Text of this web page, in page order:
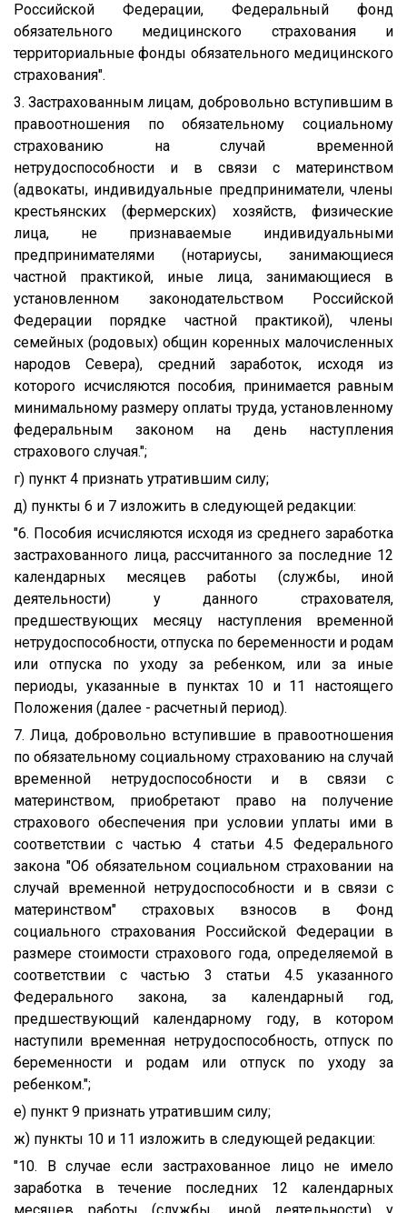
Российской Федерации, Федеральный фонд
обязательного медицинского страхования и
территориальные фонды обязательного медицинского
страхования".
3. Застрахованным лицам, добровольно вступившим в
правоотношения по обязательному социальному
страхованию на случай временной
нетрудоспособности и в связи с материнством
(адвокаты, индивидуальные предприниматели, члены
крестьянских (фермерских) хозяйств, физические
лица, не признаваемые индивидуальными
предпринимателями (нотариусы, занимающиеся
частной практикой, иные лица, занимающиеся в
установленном законодательством Российской
Федерации порядке частной практикой), члены
семейных (родовых) общин коренных малочисленных
народов Севера), средний заработок, исходя из
которого исчисляются пособия, принимается равным
минимальному размеру оплаты труда, установленному
федеральным законом на день наступления
страхового случая.";
г) пункт 4 признать утратившим силу;
д) пункты 6 и 7 изложить в следующей редакции:
"6. Пособия исчисляются исходя из среднего заработка
застрахованного лица, рассчитанного за последние 12
календарных месяцев работы (службы, иной
деятельности) у данного страхователя,
предшествующих месяцу наступления временной
нетрудоспособности, отпуска по беременности и родам
или отпуска по уходу за ребенком, или за иные
периоды, указанные в пунктах 10 и 11 настоящего
Положения (далее - расчетный период).
7. Лица, добровольно вступившие в правоотношения
по обязательному социальному страхованию на случай
временной нетрудоспособности и в связи с
материнством, приобретают право на получение
страхового обеспечения при условии уплаты ими в
соответствии с частью 4 статьи 4.5 Федерального
закона "Об обязательном социальном страховании на
случай временной нетрудоспособности и в связи с
материнством" страховых взносов в Фонд
социального страхования Российской Федерации в
размере стоимости страхового года, определяемой в
соответствии с частью 3 статьи 4.5 указанного
Федерального закона, за календарный год,
предшествующий календарному году, в котором
наступили временная нетрудоспособность, отпуск по
беременности и родам или отпуск по уходу за
ребенком.";
е) пункт 9 признать утратившим силу;
ж) пункты 10 и 11 изложить в следующей редакции:
"10. В случае если застрахованное лицо не имело
заработка в течение последних 12 календарных